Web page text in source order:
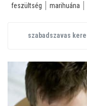
feszültség
marihuána